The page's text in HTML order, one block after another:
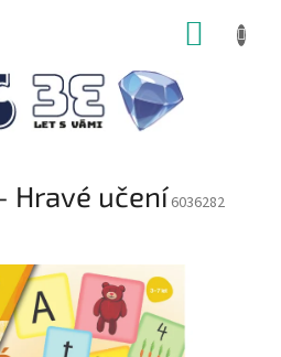
Hravé učení 6036282